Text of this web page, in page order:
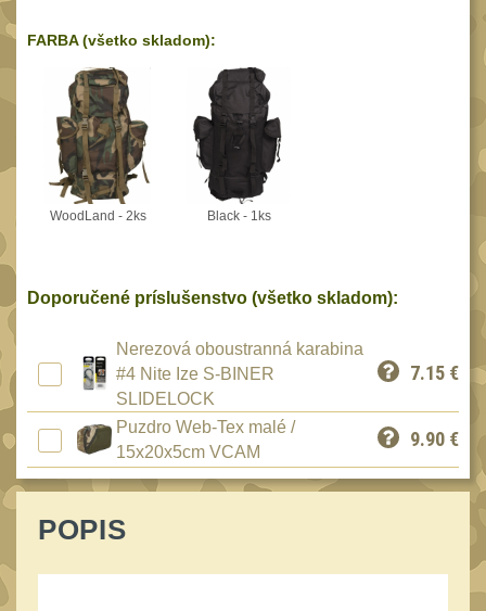
objednávky
BRAŠNY A TAŠKY(1190)
Brašny50
Univerzalní tašky 62
Speciální přepravní
tašky
40
Ledvinky
Hydratační vaky 10
Organizéry 167
Odhazováky
Speciální pouzdra I157
Speciální pouzdra II
Speciální pouzdra III
Pouzdra na láhev
Pouzdra na toaletní
FARBA (všetko skladom):
WoodLand - 2ks Black - 1ks
Doporučené príslušenstvo (všetko skladom):
Nerezová oboustranná karabina
#4 Nite Ize S-BINER
SLIDELOCK
7.15 €
Puzdro Web-Tex malé /
15x20x5cm VCAM
9.90 €
POPIS